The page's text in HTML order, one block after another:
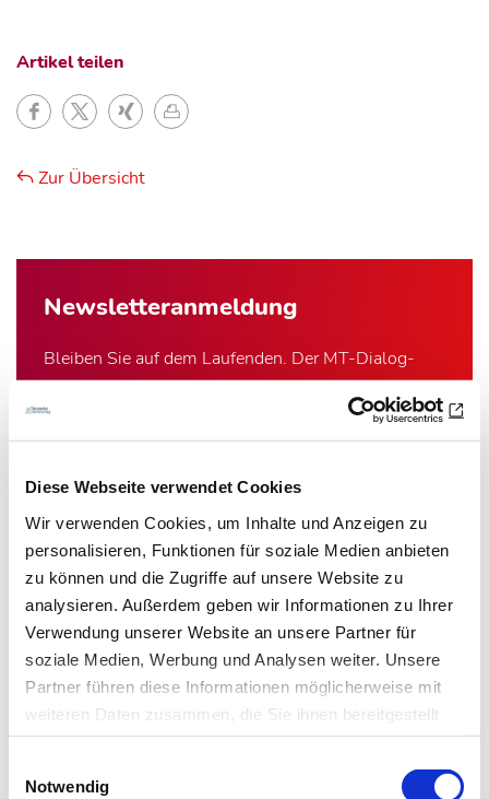
Diese Webseite verwendet Cookies
Wir verwenden Cookies, um Inhalte und Anzeigen zu
personalisieren, Funktionen für soziale Medien anbieten
zu können und die Zugriffe auf unsere Website zu
analysieren. Außerdem geben wir Informationen zu Ihrer
Verwendung unserer Website an unsere Partner für
soziale Medien, Werbung und Analysen weiter. Unsere
Partner führen diese Informationen möglicherweise mit
weiteren Daten zusammen, die Sie ihnen bereitgestellt
haben oder die sie im Rahmen Ihrer Nutzung der Dienste
Notwendig
Newsletter­anmeldung
Bleiben Sie auf dem Laufenden. Der MT-Dialog-
Newsletter informiert Sie jede Woche kostenfrei
über die wichtigsten Branchen-News, aktuelle
Themen und die neusten Stellenangebote.
E-Mail-Adresse
Ich habe die Hinweise zumDatenschutzgelesen.*
Newsletter abonnieren
* Pflichtfeld
Artikel teilen
Zur Übersicht